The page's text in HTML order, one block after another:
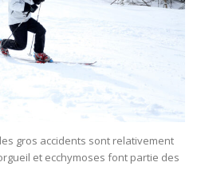
gros accidents sont relativement
et ecchymoses font partie des